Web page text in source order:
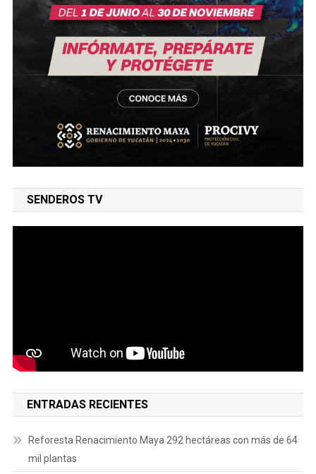
SENDEROS TV
ENTRADAS RECIENTES
Reforesta Renacimiento Maya 292 hectáreas con más de 64
mil plantas